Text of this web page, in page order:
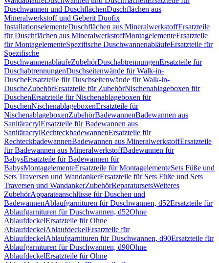
Duschwannen und DuschflächenDuschflächen aus
Mineralwerkstoff und Geberit Duofix
InstallationselementeDuschflächen aus MineralwerkstoffErsatzteile
für Duschflächen aus MineralwerkstoffMontagelementeErsatzteile
für MontagelementeSpezifische DuschwannenabläufeErsatzteile für
Spezifische
DuschwannenabläufeZubehörDuschabtrennungenErsatzteile für
DuschabtrennungenDuschseitenwände für Walk-in-
DuscheErsatzteile für Duschseitenwände für Walk-in-
DuscheZubehörErsatzteile für ZubehörNischenablageboxen für
DuschenErsatzteile für Nischenablageboxen für
DuschenNischenablageboxenErsatzteile für
NischenablageboxenZubehörBadewannenBadewannen aus
SanitäracrylErsatzteile für Badewannen aus
SanitäracrylRechteckbadewannenErsatzteile für
RechteckbadewannenBadewannen aus MineralwerkstoffErsatzteile
für Badewannen aus MineralwerkstoffBadewannen für
BabysErsatzteile für Badewannen für
BabysMontagelementeErsatzteile für MontagelementeSets Füße und
Sets Traversen und WandankerErsatzteile für Sets Füße und Sets
Traversen und WandankerZubehörReparatursetsWeiteres
ZubehörApparateanschlüsse für Duschen und
BadewannenAblaufgarnituren für Duschwannen, d52Ersatzteile für
Ablaufgarnituren für Duschwannen, d52Ohne
AblaufdeckelErsatzteile für Ohne
AblaufdeckelAblaufdeckelErsatzteile für
AblaufdeckelAblaufgarnituren für Duschwannen, d90Ersatzteile für
Ablaufgarnituren für Duschwannen, d90Ohne
AblaufdeckelErsatzteile für Ohne